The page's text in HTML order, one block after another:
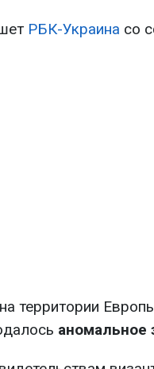
РБК-Украина со
территории
аномальное